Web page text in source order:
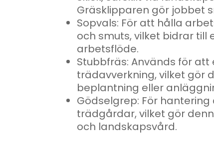
Gräsklipparen gör jobbet
Sopvals: För att hålla
och smuts, vilket bidrar
arbetsflöde.
Stubbfräs: Används för
trädavverkning, vilket gör
beplantning eller
Gödselgrep: För
trädgårdar, vilket gör
och landskapsvård.